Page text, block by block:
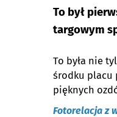
To był
targowym
To była nie
środku placu
pięknych
Fotorelacja z